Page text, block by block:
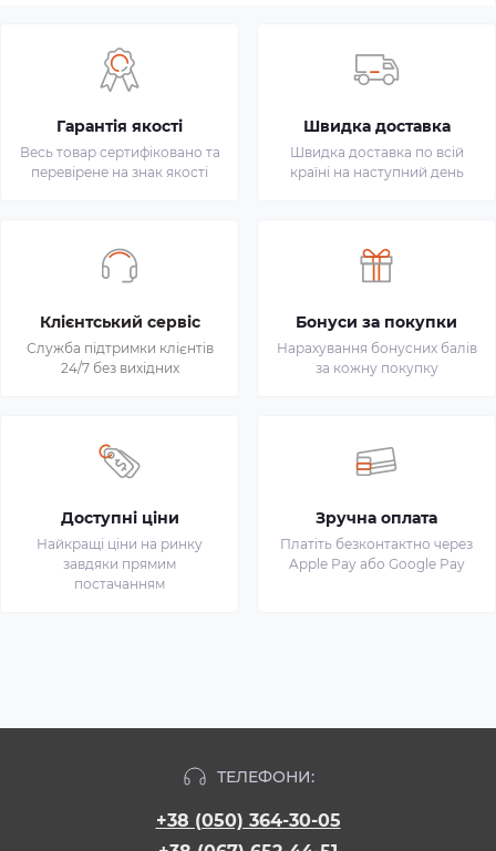
Гарантія якості
Весь товар сертифіковано та
перевірене на знак якості
Швидка доставка
Швидка доставка по всій
країні на наступний день
Клієнтський сервіс
Служба підтримки клієнтів
24/7 без вихідних
Бонуси за покупки
Нарахування бонусних балів
за кожну покупку
Доступні ціни
Найкращі ціни на ринку
завдяки прямим
постачанням
Зручна оплата
Платіть безконтактно через
Apple Pay або Google Pay
ТЕЛЕФОНИ:
+38 (050) 364-30-05